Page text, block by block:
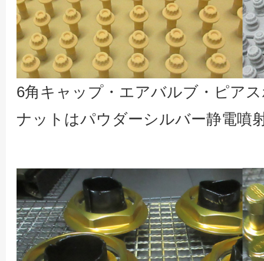
6角キャップ・エアバルブ・ピア
ナットはパウダーシルバー静電噴